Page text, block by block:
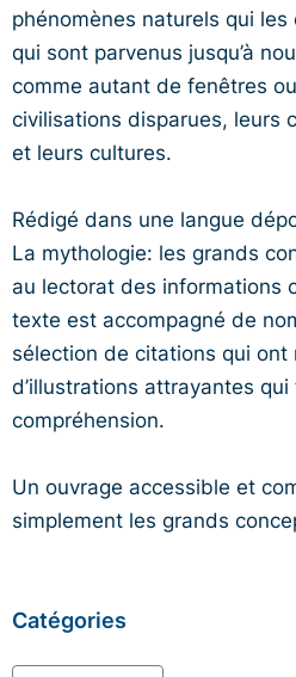
phénomènes naturels qui
qui sont parvenus jusqu’à
comme autant de fenêtres
civilisations disparues, leurs
et leurs cultures.
Rédigé dans une langue
La mythologie: les grands
au lectorat des informations
texte est accompagné de
sélection de citations qui ont
d’illustrations attrayantes
compréhension.
Un ouvrage accessible et
simplement les grands
Catégories